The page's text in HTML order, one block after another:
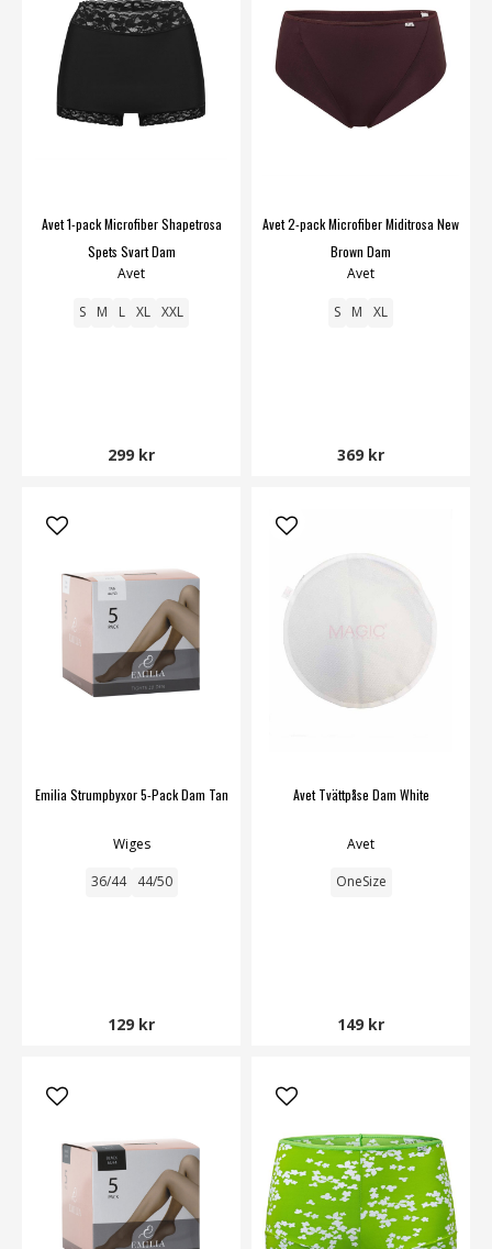
Avet 1-pack Microfiber Shapetrosa
Spets Svart Dam
Avet
S M L XL XXL
299 kr
Avet 2-pack Microfiber Miditrosa New
Brown Dam
Avet
S M XL
369 kr
Emilia Strumpbyxor 5-Pack Dam Tan
Wiges
36/44 44/50
129 kr
Avet Tvättpåse Dam White
Avet
OneSize
149 kr